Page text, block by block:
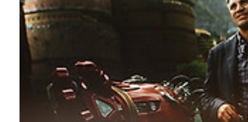
에 동시에 많은 창을 열어놓고 작업을 할 수 있습니
역이 넓어서 작업 효율을 높일 수 있습니다. 게임이